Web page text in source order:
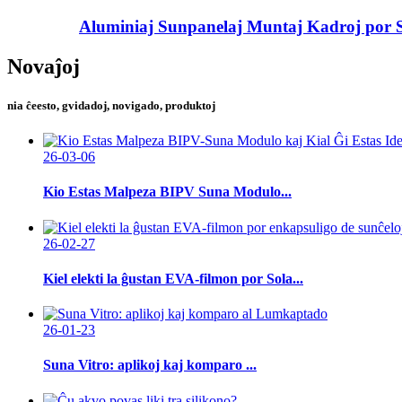
Aluminiaj Sunpanelaj Muntaj Kadroj por
Novaĵoj
nia ĉeesto, gvidadoj, novigado, produktoj
26-03-06
Kio Estas Malpeza BIPV Suna Modulo...
26-02-27
Kiel elekti la ĝustan EVA-filmon por Sola...
26-01-23
Suna Vitro: aplikoj kaj komparo ...